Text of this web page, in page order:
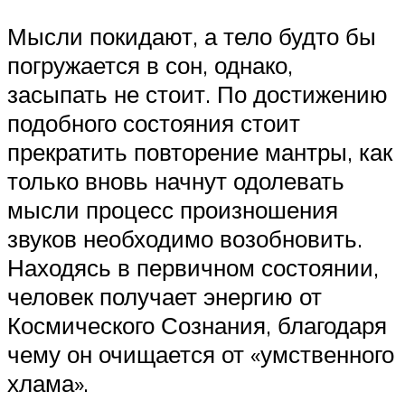
Мысли покидают, а тело будто бы
погружается в сон, однако,
засыпать не стоит. По достижению
подобного состояния стоит
прекратить повторение мантры, как
только вновь начнут одолевать
мысли процесс произношения
звуков необходимо возобновить.
Находясь в первичном состоянии,
человек получает энергию от
Космического Сознания, благодаря
чему он очищается от «умственного
хлама».